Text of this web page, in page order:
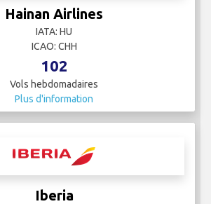
Hainan Airlines
IATA: HU
ICAO: CHH
102
Vols hebdomadaires
Plus d'information
Iberia